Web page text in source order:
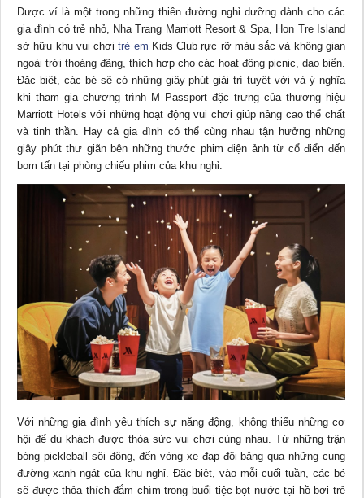
Được ví là một trong những thiên đường nghỉ dưỡng dành cho các
gia đình có trẻ nhỏ, Nha Trang Marriott Resort & Spa, Hon Tre Island
sở hữu khu vui chơitrẻ em Kids Club rực rỡ màu sắc và không gian
ngoài trời thoáng đãng, thích hợp cho các hoạt động picnic, dạo biển.
Đặc biệt, các bé sẽ có những giây phút giải trí tuyệt vời và ý nghĩa
khi tham gia chương trình M Passport đặc trưng của thương hiệu
Marriott Hotels với những hoạt động vui chơi giúp nâng cao thể chất
và tinh thần. Hay cả gia đình có thể cùng nhau tận hưởng những
giây phút thư giãn bên những thước phim điện ảnh từ cổ điển đến
bom tấn tại phòng chiếu phim của khu nghỉ.
Với những gia đình yêu thích sự năng động, không thiếu những cơ
hội để du khách được thỏa sức vui chơi cùng nhau. Từ những trận
bóng pickleball sôi động, đến vòng xe đạp đôi băng qua những cung
đường xanh ngát của khu nghỉ. Đặc biệt, vào mỗi cuối tuần, các bé
sẽ được thỏa thích đắm chìm trong buổi tiệc bọt nước tại hồ bơi trẻ